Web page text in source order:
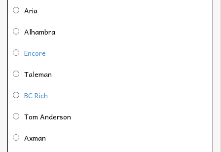
Aria
Alhambra
Encore
Taleman
BC Rich
Tom Anderson
Axman